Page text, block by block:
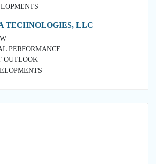
TECHNOLOGIES, LLC
PERFORMANCE
OUTLOOK